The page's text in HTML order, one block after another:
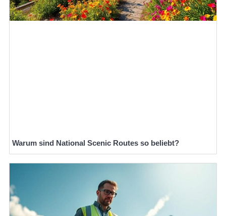
Warum sind National Scenic Routes so beliebt?